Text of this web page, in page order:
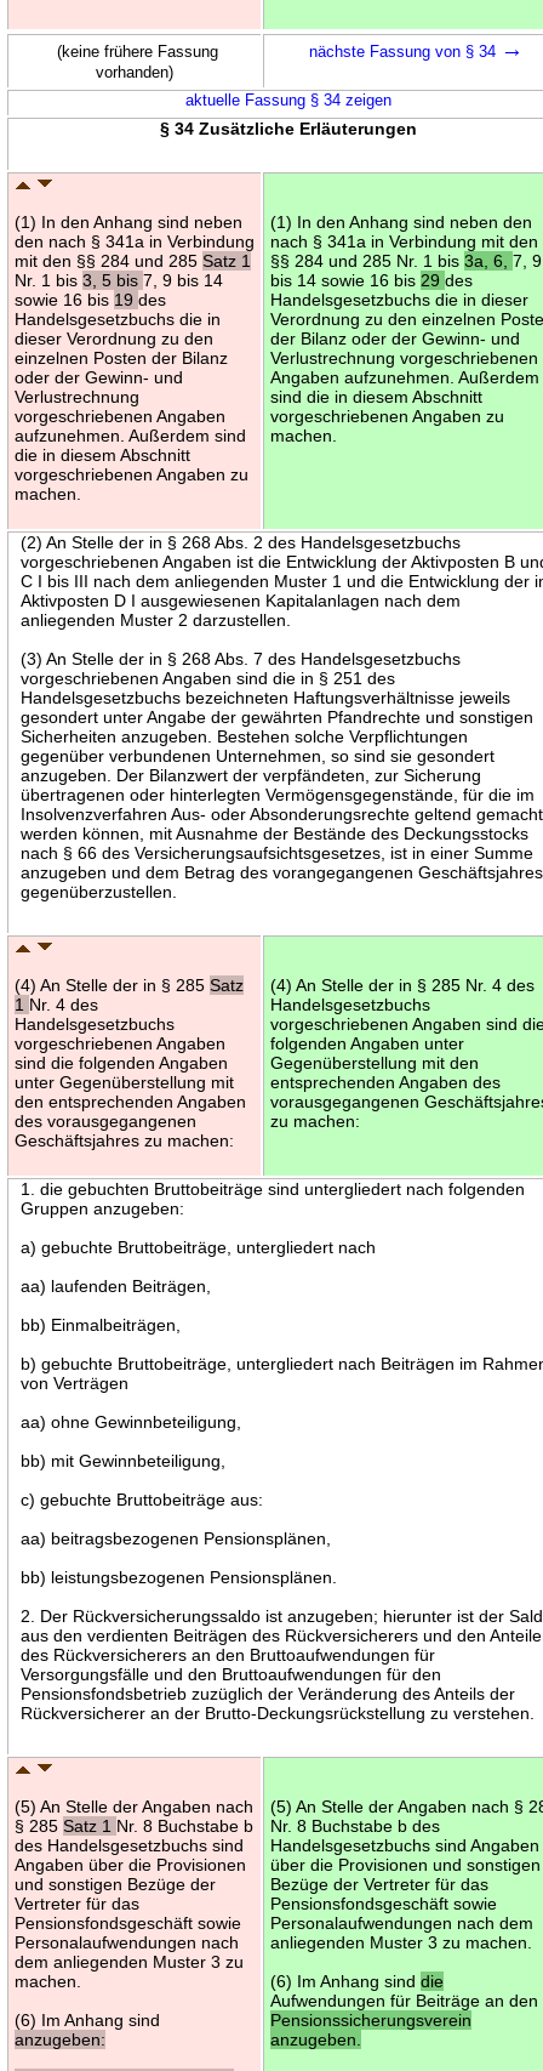
(keine frühere Fassung
vorhanden)
nächste Fassung von § 34 →
aktuelle Fassung § 34 zeigen
§ 34 Zusätzliche Erläuterungen
(1) In den Anhang sind neben
den nach § 341a in Verbindung
mit den §§ 284 und 285Satz 1
Nr. 1 bis3, 5 bis7, 9 bis 14
sowie 16 bis 19des
Handelsgesetzbuchs die in
dieser Verordnung zu den
einzelnen Posten der Bilanz
oder der Gewinn- und
Verlustrechnung
vorgeschriebenen Angaben
aufzunehmen. Außerdem sind
die in diesem Abschnitt
vorgeschriebenen Angaben zu
machen.
(1) In den Anhang sind neben den
nach § 341a in Verbindung mit den
§§ 284 und 285 Nr. 1 bis3a, 6,7, 9
bis 14 sowie 16 bis 29des
Handelsgesetzbuchs die in dieser
Verordnung zu den einzelnen
der Bilanz oder der Gewinn- und
Verlustrechnung vorgeschriebenen
Angaben aufzunehmen. Außerdem
sind die in diesem Abschnitt
vorgeschriebenen Angaben zu
machen.
(2) An Stelle der in § 268 Abs. 2 des Handelsgesetzbuchs
vorgeschriebenen Angaben ist die Entwicklung der Aktivposten B
C I bis III nach dem anliegenden Muster 1 und die Entwicklung der
Aktivposten D I ausgewiesenen Kapitalanlagen nach dem
anliegenden Muster 2 darzustellen.
(3) An Stelle der in § 268 Abs. 7 des Handelsgesetzbuchs
vorgeschriebenen Angaben sind die in § 251 des
Handelsgesetzbuchs bezeichneten Haftungsverhältnisse jeweils
gesondert unter Angabe der gewährten Pfandrechte und sonstigen
Sicherheiten anzugeben. Bestehen solche Verpflichtungen
gegenüber verbundenen Unternehmen, so sind sie gesondert
anzugeben. Der Bilanzwert der verpfändeten, zur Sicherung
übertragenen oder hinterlegten Vermögensgegenstände, für die im
Insolvenzverfahren Aus- oder Absonderungsrechte geltend gemacht
werden können, mit Ausnahme der Bestände des Deckungsstocks
nach § 66 des Versicherungsaufsichtsgesetzes, ist in einer Summe
anzugeben und dem Betrag des vorangegangenen Geschäftsjahres
gegenüberzustellen.
(4) An Stelle der in § 285Satz
1 Nr. 4 des
Handelsgesetzbuchs
vorgeschriebenen Angaben
sind die folgenden Angaben
unter Gegenüberstellung mit
den entsprechenden Angaben
des vorausgegangenen
Geschäftsjahres zu machen:
(4) An Stelle der in § 285 Nr. 4 des
Handelsgesetzbuchs
vorgeschriebenen Angaben sind
folgenden Angaben unter
Gegenüberstellung mit den
entsprechenden Angaben des
vorausgegangenen
zu machen:
1. die gebuchten Bruttobeiträge sind untergliedert nach folgenden
Gruppen anzugeben:
a) gebuchte Bruttobeiträge, untergliedert nach
aa) laufenden Beiträgen,
bb) Einmalbeiträgen,
b) gebuchte Bruttobeiträge, untergliedert nach Beiträgen im
von Verträgen
aa) ohne Gewinnbeteiligung,
bb) mit Gewinnbeteiligung,
c) gebuchte Bruttobeiträge aus:
aa) beitragsbezogenen Pensionsplänen,
bb) leistungsbezogenen Pensionsplänen.
2. Der Rückversicherungssaldo ist anzugeben; hierunter ist der
aus den verdienten Beiträgen des Rückversicherers und den
des Rückversicherers an den Bruttoaufwendungen für
Versorgungsfälle und den Bruttoaufwendungen für den
Pensionsfondsbetrieb zuzüglich der Veränderung des Anteils der
Rückversicherer an der Brutto-Deckungsrückstellung zu verstehen.
(5) An Stelle der Angaben nach
§ 285Satz 1 Nr. 8 Buchstabe b
des Handelsgesetzbuchs sind
Angaben über die Provisionen
und sonstigen Bezüge der
Vertreter für das
Pensionsfondsgeschäft sowie
Personalaufwendungen nach
dem anliegenden Muster 3 zu
machen.
(6) Im Anhang sind
anzugeben:
(5) An Stelle der Angaben nach §
Nr. 8 Buchstabe b des
Handelsgesetzbuchs sind Angaben
über die Provisionen und sonstigen
Bezüge der Vertreter für das
Pensionsfondsgeschäft sowie
Personalaufwendungen nach dem
anliegenden Muster 3 zu machen.
(6) Im Anhang sinddie
Aufwendungen für Beiträge an den
Pensionssicherungsverein
anzugeben.